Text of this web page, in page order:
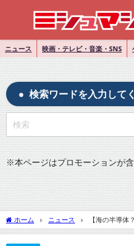
ニュース 映画・テレビ・音楽・SNS
検索ワードを入力して
※本ページはプロモーションが
ホーム ニュース
【海の半導
はどこに？＝韓国ネット「誇らしい』に